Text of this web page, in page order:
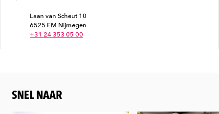
Laan van Scheut 10
6525 EM Nijmegen
+31 24 353 05 00
SNEL NAAR